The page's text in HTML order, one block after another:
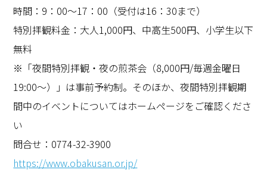
時間：9：00～17：00（受付は16：30まで）
特別拝観料金：大人1,000円、中高生500円、小学生以下
無料
※「夜間特別拝観・夜の煎茶会（8,000円/毎週金曜日
19:00～）」は事前予約制。そのほか、夜間特別拝観期
間中のイベントについてはホームページをご確認くださ
い
問合せ：0774-32-3900
https://www.obakusan.or.jp/